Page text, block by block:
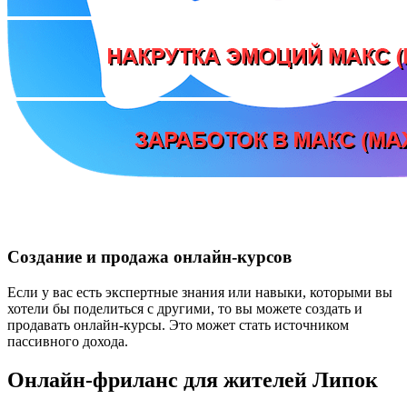
Создание и продажа онлайн-курсов
Если у вас есть экспертные знания или навыки, которыми вы
хотели бы поделиться с другими, то вы можете создать и
продавать онлайн-курсы. Это может стать источником
пассивного дохода.
Онлайн-фриланс для жителей Липок